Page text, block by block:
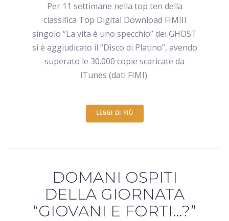
Per 11 settimane nella top ten della
classifica Top Digital Download FIMIIl
singolo “La vita è uno specchio” dei GHOST
si è aggiudicato il “Disco di Platino”, avendo
superato le 30.000 copie scaricate da
iTunes (dati FIMI).
LEGGI DI PIÙ
DOMANI OSPITI
DELLA GIORNATA
“GIOVANI E FORTI…?”